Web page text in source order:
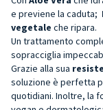
e previene la caduta;
vegetale che ripara.
Un trattamento
sopracciglia
Grazie alla sua
soluzione è perfetta
quotidiani. Inoltre, la